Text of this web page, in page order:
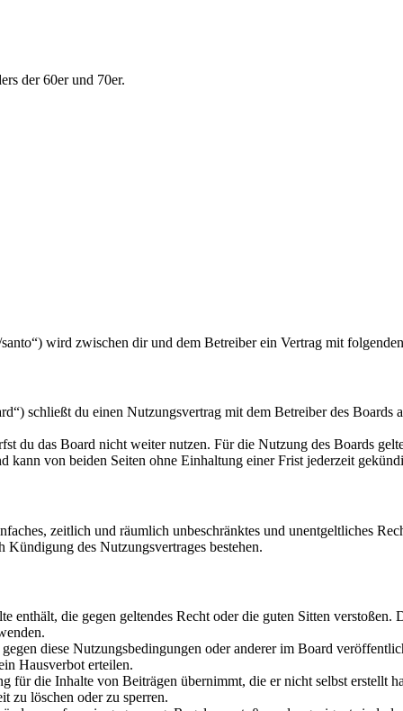
der 60er und 70er.
wird zwischen dir und dem Betreiber ein Vertrag mit
schließt du einen Nutzungsvertrag mit dem Betreiber des Boards
du das Board nicht weiter nutzen. Für die Nutzung des Boards
kann von beiden Seiten ohne Einhaltung einer Frist jederzeit
zeitlich und räumlich unbeschränktes und unentgeltliches
des Nutzungsvertrages bestehen.
enthält, die gegen geltendes Recht oder die guten Sitten verstoßen.
diese Nutzungsbedingungen oder anderer im Board
Hausverbot erteilen.
für die Inhalte von Beiträgen übernimmt, die er nicht selbst erstellt
zu löschen oder zu sperren.